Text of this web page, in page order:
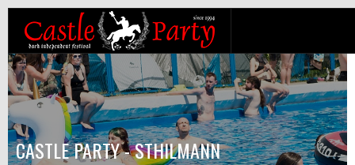
CASTLE PARTY - STHILMANN